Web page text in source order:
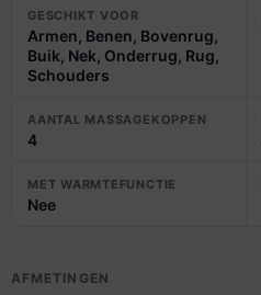
GESCHIKT VOOR
Armen, Benen, Bovenrug,
Buik, Nek, Onderrug, Rug,
Schouders
AANTAL MASSAGEKOPPEN
4
MET WARMTEFUNCTIE
Nee
AFMETINGEN